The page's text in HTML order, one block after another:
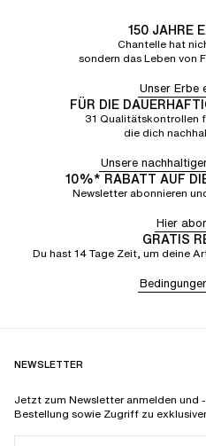
150 JAHRE
Chantelle hat
sondern das Leben von
Unser Erbe
FÜR DIE
31 Qualitätskontrollen
die dich
Unsere
10%* RABATT AUF
Newsletter abonnieren
Hier
GRATIS
Du hast 14 Tage Zeit, um deine
NEWSLETTER
Jetzt zum Newsletter anmelden
Bestellung sowie Zugriff zu